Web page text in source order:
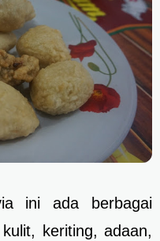
ini ada berbagai
keriting, adaan,